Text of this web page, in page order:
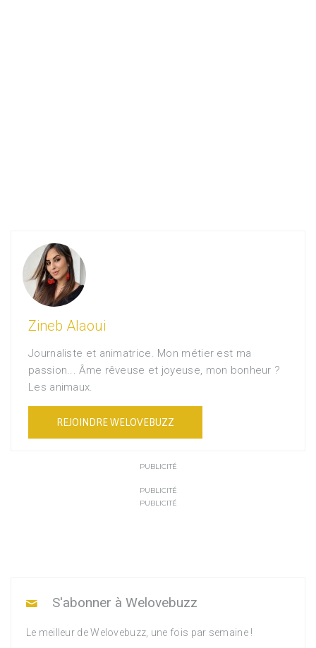
Zineb Alaoui
Journaliste et animatrice. Mon métier est ma
passion... Âme rêveuse et joyeuse, mon bonheur ?
Les animaux.
REJOINDRE WELOVEBUZZ
PUBLICITÉ
PUBLICITÉ
PUBLICITÉ
S'abonner à Welovebuzz
Le meilleur de Welovebuzz, une fois par semaine !